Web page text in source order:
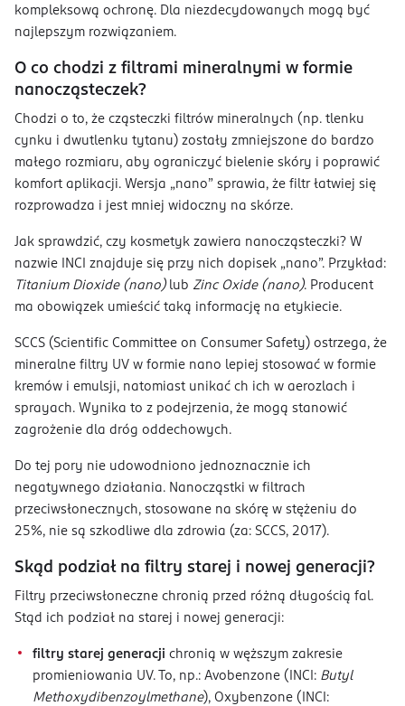
kompleksową ochronę. Dla niezdecydowanych mogą być
najlepszym rozwiązaniem.
O co chodzi z filtrami mineralnymi w formie
nanocząsteczek?
Chodzi o to, że cząsteczki filtrów mineralnych (np. tlenku
cynku i dwutlenku tytanu) zostały zmniejszone do bardzo
małego rozmiaru, aby ograniczyć bielenie skóry i poprawić
komfort aplikacji. Wersja „nano” sprawia, że filtr łatwiej się
rozprowadza i jest mniej widoczny na skórze.
Jak sprawdzić, czy kosmetyk zawiera nanocząsteczki? W
nazwie INCI znajduje się przy nich dopisek „nano”. Przykład:
Titanium Dioxide (nano) lub Zinc Oxide (nano). Producent
ma obowiązek umieścić taką informację na etykiecie.
SCCS (Scientific Committee on Consumer Safety) ostrzega, że
mineralne filtry UV w formie nano lepiej stosować w formie
kremów i emulsji, natomiast unikać ch ich w aerozlach i
sprayach. Wynika to z podejrzenia, że mogą stanowić
zagrożenie dla dróg oddechowych.
Do tej pory nie udowodniono jednoznacznie ich
negatywnego działania. Nanocząstki w filtrach
przeciwsłonecznych, stosowane na skórę w stężeniu do
25%, nie są szkodliwe dla zdrowia (za: SCCS, 2017).
Skąd podział na filtry starej i nowej generacji?
​Filtry przeciwsłoneczne chronią przed różną długością fal.
Stąd ich podział na starej i nowej generacji:
filtry starej generacji chronią w węższym zakresie
promieniowania UV. To, np.: Avobenzone (INCI: Butyl
Methoxydibenzoylmethane), Oxybenzone (INCI: